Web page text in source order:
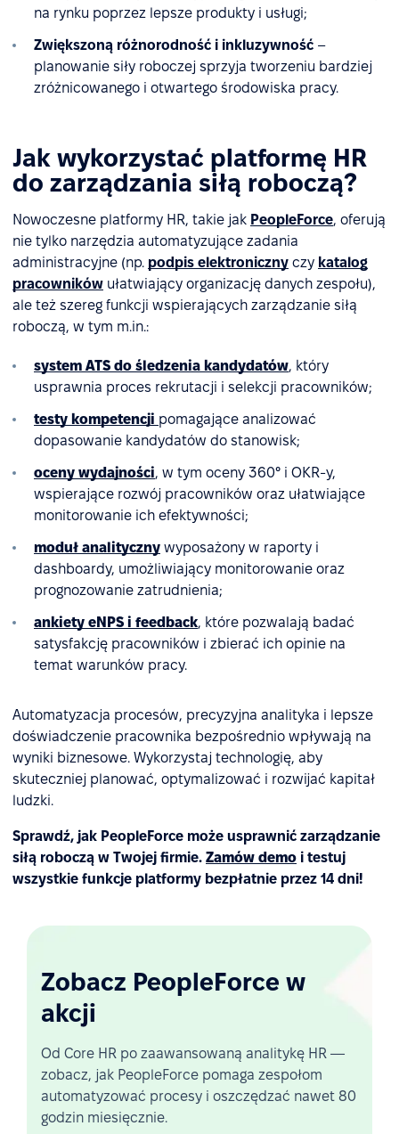
na rynku poprzez lepsze produkty i usługi;
Zwiększoną różnorodność i inkluzywność –
planowanie siły roboczej sprzyja tworzeniu bardziej
zróżnicowanego i otwartego środowiska pracy.
Jak wykorzystać platformę HR
do zarządzania siłą roboczą?
Nowoczesne platformy HR, takie jak PeopleForce, oferują
nie tylko narzędzia automatyzujące zadania
administracyjne (np. podpis elektroniczny czy katalog
pracowników ułatwiający organizację danych zespołu),
ale też szereg funkcji wspierających zarządzanie siłą
roboczą, w tym m.in.:
system ATS do śledzenia kandydatów, który
usprawnia proces rekrutacji i selekcji pracowników;
testy kompetencji pomagające analizować
dopasowanie kandydatów do stanowisk;
oceny wydajności, w tym oceny 360° i OKR-y,
wspierające rozwój pracowników oraz ułatwiające
monitorowanie ich efektywności;
moduł analityczny wyposażony w raporty i
dashboardy, umożliwiający monitorowanie oraz
prognozowanie zatrudnienia;
ankiety eNPS i feedback, które pozwalają badać
satysfakcję pracowników i zbierać ich opinie na
temat warunków pracy.
Automatyzacja procesów, precyzyjna analityka i lepsze
doświadczenie pracownika bezpośrednio wpływają na
wyniki biznesowe. Wykorzystaj technologię, aby
skuteczniej planować, optymalizować i rozwijać kapitał
ludzki.
Sprawdź, jak PeopleForce może usprawnić zarządzanie
siłą roboczą w Twojej firmie. Zamów demo i testuj
wszystkie funkcje platformy bezpłatnie przez 14 dni!
Zobacz PeopleForce w
akcji
Od Core HR po zaawansowaną analitykę HR —
zobacz, jak PeopleForce pomaga zespołom
automatyzować procesy i oszczędzać nawet 80
godzin miesięcznie.